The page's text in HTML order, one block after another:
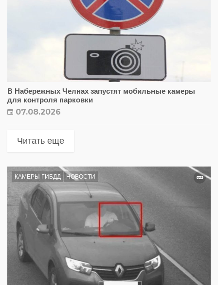
В Набережных Челнах запустят мобильные камеры
для контроля парковки
07.08.2026
Читать еще
КАМЕРЫ ГИБДД НОВОСТИ